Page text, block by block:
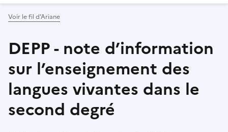
Voir le fil d’Ariane
DEPP - note d’information
sur l’enseignement des
langues vivantes dans le
second degré